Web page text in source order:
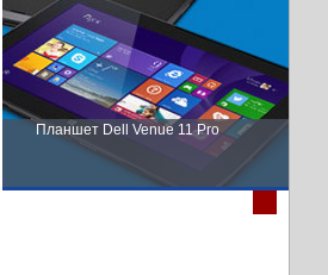
Планшет Dell Venue 11 Pro